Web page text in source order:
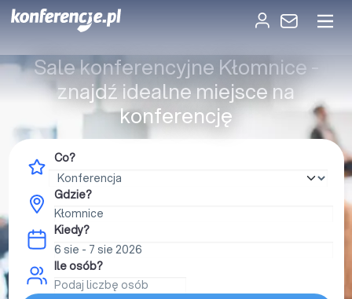
Sale konferencyjne Kłomnice -
znajdź idealne miejsce na
konferencję
Co?
Gdzie?
Kiedy?
Ile osób?